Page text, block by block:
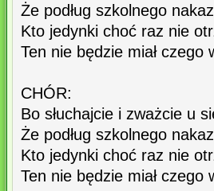
Że podług szkolnego
Kto jedynki choć raz nie
Ten nie będzie miał czego
CHÓR:
Bo słuchajcie i zważcie u
Że podług szkolnego
Kto jedynki choć raz nie
Ten nie będzie miał czego